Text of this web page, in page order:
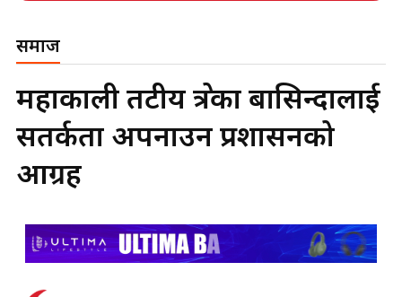
समाज
महाकाली तटीय क्षेत्रका बासिन्दालाई
सतर्कता अपनाउन प्रशासनको
आग्रह